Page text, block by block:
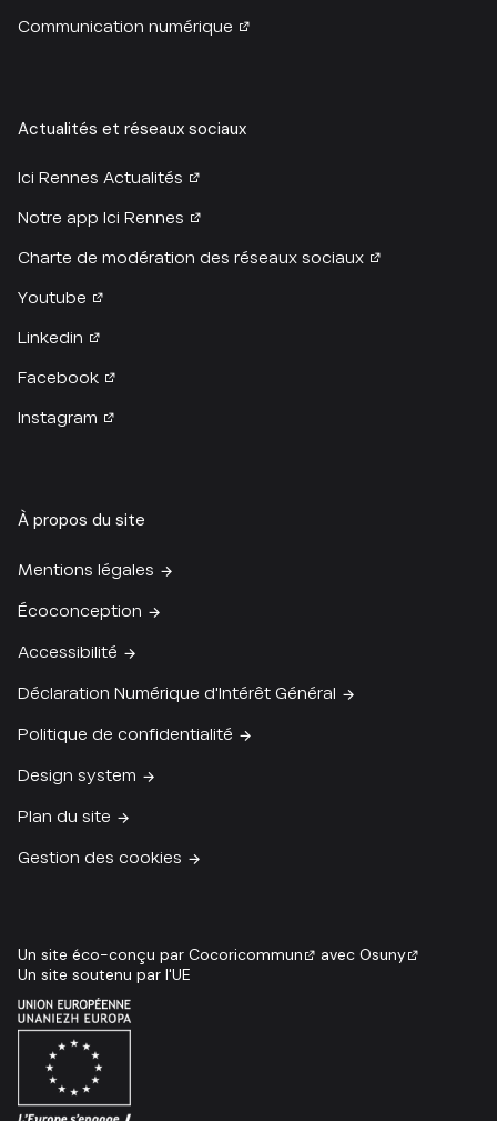
Communication numérique
Actualités et réseaux sociaux
Ici Rennes Actualités
Notre app Ici Rennes
Charte de modération des réseaux sociaux
Youtube
Linkedin
Facebook
Instagram
À propos du site
Mentions légales
Écoconception
Accessibilité
Déclaration Numérique d'Intérêt Général
Politique de confidentialité
Design system
Plan du site
Gestion des cookies
Un site soutenu par l'UE
Un site éco-conçu par Cocoricommun avec Osuny